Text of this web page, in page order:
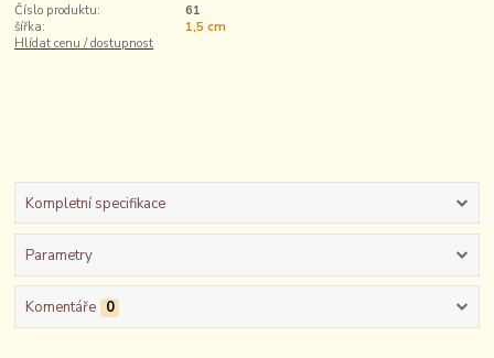
Číslo produktu:
61
šířka:
1,5 cm
Hlídat cenu / dostupnost
Kompletní specifikace
Parametry
Komentáře 0